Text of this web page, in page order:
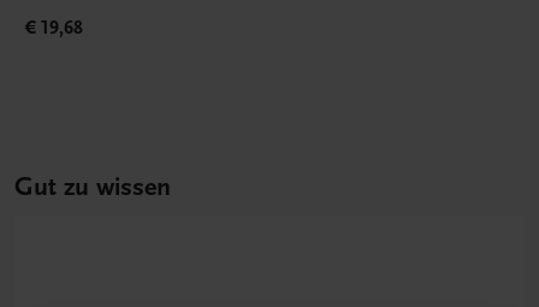
€ 19,68
Gut zu wissen